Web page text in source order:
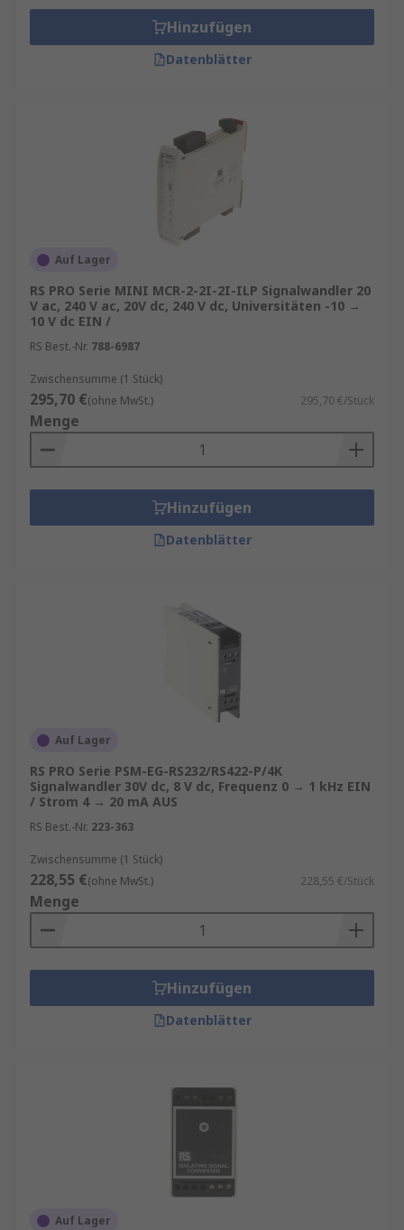
Hinzufügen
Datenblätter
Auf Lager
RS PRO Serie MINI MCR-2-2I-2I-ILP Signalwandler 20
V ac, 240 V ac, 20V dc, 240 V dc, Universitäten -10 →
10 V dc EIN /
RS Best.-Nr. 788-6987
Zwischensumme (1 Stück)
295,70 €(ohne MwSt.) 295,70 €/Stück
Menge
Hinzufügen
Datenblätter
Auf Lager
RS PRO Serie PSM-EG-RS232/RS422-P/4K
Signalwandler 30V dc, 8 V dc, Frequenz 0 → 1 kHz EIN
/ Strom 4 → 20 mA AUS
RS Best.-Nr. 223-363
Zwischensumme (1 Stück)
228,55 €(ohne MwSt.) 228,55 €/Stück
Menge
Hinzufügen
Datenblätter
Auf Lager